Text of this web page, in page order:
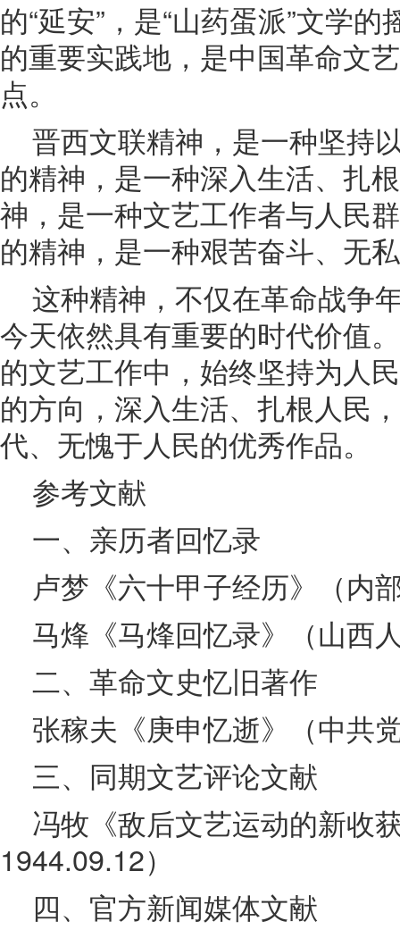
的“延安”，是“山药蛋派”文学
的重要实践地，是中国革命文
点。
晋西文联精神，是一种坚持
的精神，是一种深入生活、扎
神，是一种文艺工作者与人民
的精神，是一种艰苦奋斗、无
这种精神，不仅在革命战争
今天依然具有重要的时代价值
的文艺工作中，始终坚持为人
的方向，深入生活、扎根人民
代、无愧于人民的优秀作品。
参考文献
一、亲历者回忆录
卢梦《六十甲子经历》（内
马烽《马烽回忆录》（山西
二、革命文史忆旧著作
张稼夫《庚申忆逝》（中共
三、同期文艺评论文献
冯牧《敌后文艺运动的新收
1944.09.12）
四、官方新闻媒体文献